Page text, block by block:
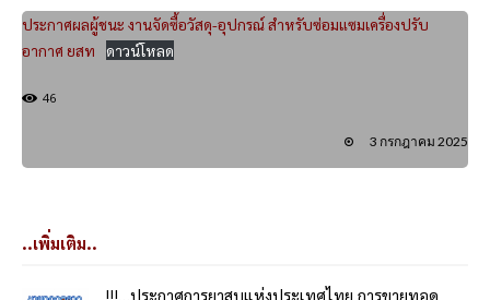
ประกาศผลผู้ชนะ งานจัดซื้อวัสดุ-อุปกรณ์ สำหรับซ่อมแซมเครื่องปรับ
อากาศ ยสท
ดาวน์โหลด
46
3 กรกฎาคม 2025
..เพิ่มเติม..
!!!…ประกาศการยาสูบแห่งประเทศไทย การขายทอด